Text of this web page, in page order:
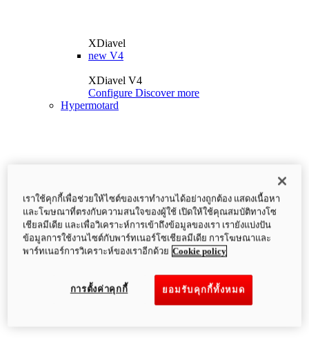
XDiavel
new V4
XDiavel V4
Configure Discover more
Hypermotard
เราใช้คุกกี้เพื่อช่วยให้ไซต์ของเราทำงานได้อย่างถูกต้อง แสดงเนื้อหา
และโฆษณาที่ตรงกับความสนใจของผู้ใช้ เปิดให้ใช้คุณสมบัติทางโซ
เชียลมีเดีย และเพื่อวิเคราะห์การเข้าถึงข้อมูลของเรา เรายังแบ่งปัน
ข้อมูลการใช้งานไซต์กับพาร์ทเนอร์โซเชียลมีเดีย การโฆษณาและ
พาร์ทเนอร์การวิเคราะห์ของเราอีกด้วย Cookie policy
ยอมรับคุกกี้ทั้งหมด
การตั้งค่าคุกกี้